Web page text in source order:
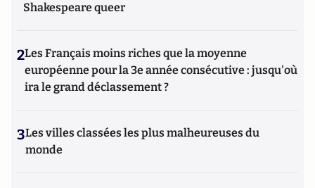
Shakespeare queer
2Les Français moins riches que la moyenne
européenne pour la 3e année consécutive : jusqu'où
ira le grand déclassement ?
3Les villes classées les plus malheureuses du
monde